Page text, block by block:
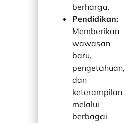
berharga.
Pendidikan:
Memberikan
wawasan
baru,
pengetahuan,
dan
keterampilan
melalui
berbagai